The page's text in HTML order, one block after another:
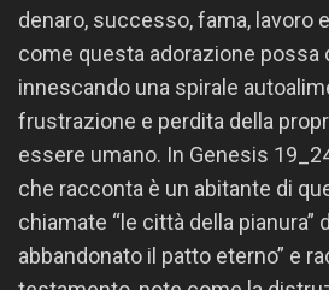
denaro, successo, fama, lavoro
come questa adorazione possa
innescando una spirale
frustrazione e perdita della
essere umano. In Genesis
che racconta è un abitante di
chiamate “le città della pianura”
abbandonato il patto eterno” e